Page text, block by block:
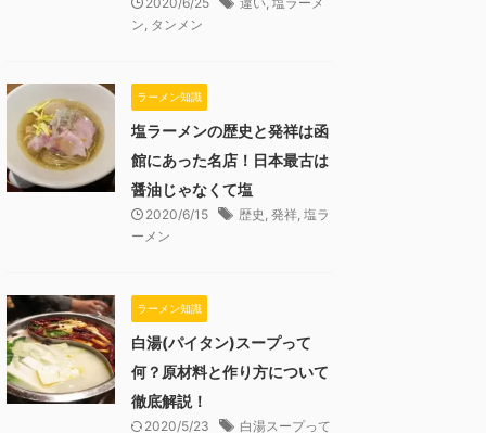
ン, タンメン
ラーメン知識
塩ラーメンの歴史と発祥は函
館にあった名店！日本最古は
醤油じゃなくて塩
2020/6/15 歴史 , 発祥, 塩ラ
ーメン
ラーメン知識
白湯(パイタン)スープって
何？原材料と作り方について
徹底解説！
2020/5/23 白湯スープって